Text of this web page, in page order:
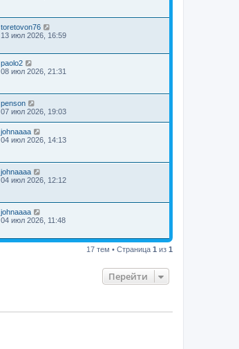
toretovon76
13 июл 2026, 16:59
paolo2
08 июл 2026, 21:31
penson
07 июл 2026, 19:03
johnaaaa
04 июл 2026, 14:13
johnaaaa
04 июл 2026, 12:12
johnaaaa
04 июл 2026, 11:48
17 тем • Страница 1 из 1
Перейти